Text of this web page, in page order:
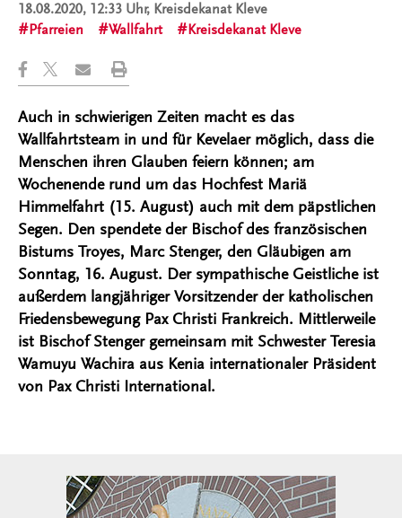
18.08.2020, 12:33 Uhr, Kreisdekanat Kleve
Pfarreien
Wallfahrt Kreisdekanat Kleve
Auch in schwierigen Zeiten macht es das
Wallfahrtsteam in und für Kevelaer möglich, dass die
Menschen ihren Glauben feiern können; am
Wochenende rund um das Hochfest Mariä
Himmelfahrt (15. August) auch mit dem päpstlichen
Segen. Den spendete der Bischof des französischen
Bistums Troyes, Marc Stenger, den Gläubigen am
Sonntag, 16. August. Der sympathische Geistliche ist
außerdem langjähriger Vorsitzender der katholischen
Friedensbewegung Pax Christi Frankreich. Mittlerweile
ist Bischof Stenger gemeinsam mit Schwester Teresia
Wamuyu Wachira aus Kenia internationaler Präsident
von Pax Christi International.